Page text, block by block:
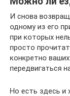
И снова
одному из его
при которых
просто
конкретно
передвигаться
Но есть здесь и